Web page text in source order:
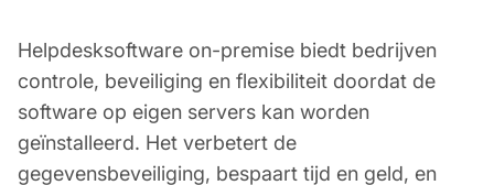
Helpdesksoftware on-premise biedt bedrijven
controle, beveiliging en flexibiliteit doordat de
software op eigen servers kan worden
geïnstalleerd. Het verbetert de
gegevensbeveiliging, bespaart tijd en geld, en